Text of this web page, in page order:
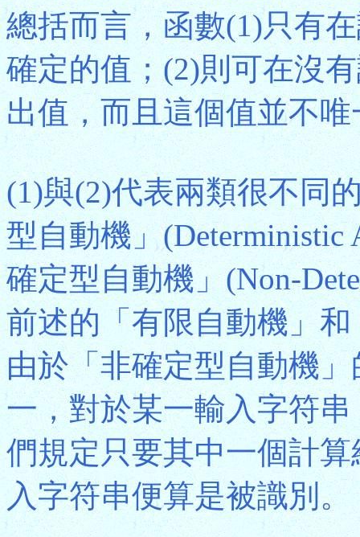
總括而言，函數(1)只有
確定的值；(2)則可在沒
出值，而且這個值並不唯
(1)與(2)代表兩類很不同
型自動機」(Deterministic
確定型自動機」(Non-
前述的「有限自動機」
由於「非確定型自動機
一，對於某一輸入字符
們規定只要其中一個計
入字符串便算是被識別。